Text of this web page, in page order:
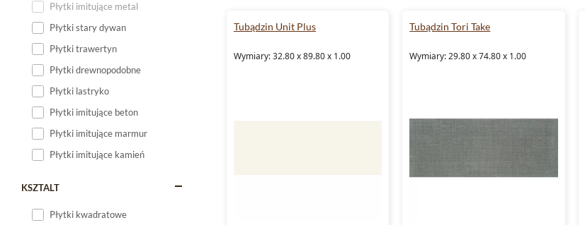
Płytki imitujące metal
Płytki stary dywan
Płytki trawertyn
Płytki drewnopodobne
Płytki lastryko
Płytki imitujące beton
Płytki imitujące marmur
Płytki imitujące kamień
KSZTALT
Płytki kwadratowe
Tubądzin Unit Plus
Wymiary: 32.80 x 89.80 x 1.00
Tubądzin Tori Take
Wymiary: 29.80 x 74.80 x 1.00